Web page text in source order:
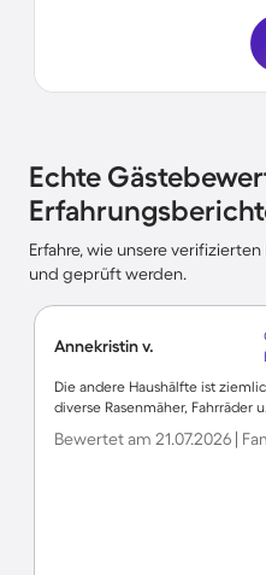
Echte
Erfahre, wie unsere
und geprüft werden.
Annekristin v.
Die andere Haushälfte ist
diverse Rasenmäher, Fahrräder
Bewertet am 21.07.2026 |